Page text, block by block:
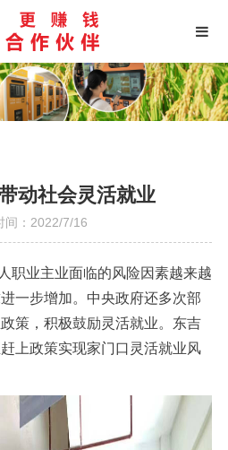
动社会灵活就业
间：2022/7/16
业主业面临的风险因素越来越
一步增加。中央政府还多次部
策，积极鼓励灵活就业。东吉
上政策实现家门口灵活就业风